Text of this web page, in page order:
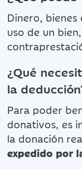
Dinero,
uso de un
¿Qué
la
Para poder
donativos, es
la donación
expedido por